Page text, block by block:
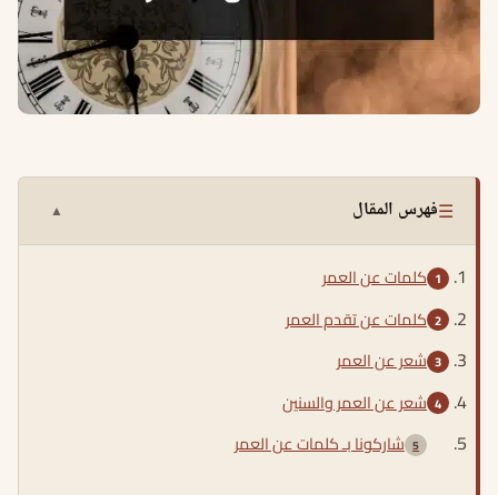
☰فهرس المقال ▲
كلمات عن العمر
كلمات عن تقدم العمر
شعر عن العمر
شعر عن العمر والسنين
شاركونا بـ كلمات عن العمر